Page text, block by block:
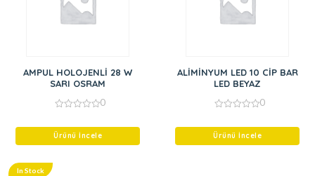
AMPUL HOLOJENLİ 28 W
SARI OSRAM
of
0
Ürünü İncele
ALİMİNYUM LED 10 CİP BAR
LED BEYAZ
of
0
Ürünü İncele
In Stock